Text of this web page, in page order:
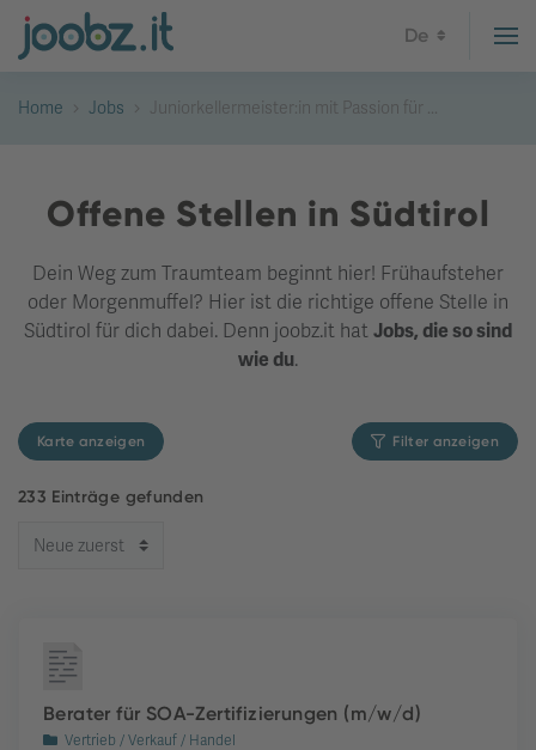
De
Home Jobs Juniorkellermeister:in mit Passion für ...
Offene Stellen in Südtirol
Dein Weg zum Traumteam beginnt hier! Frühaufsteher
oder Morgenmuffel? Hier ist die richtige offene Stelle in
Südtirol für dich dabei. Denn joobz.it hat Jobs, die so sind
wie du.
Karte anzeigen Filter anzeigen
233 Einträge gefunden
Berater für SOA-Zertifizierungen (m/w/d)
Vertrieb / Verkauf / Handel